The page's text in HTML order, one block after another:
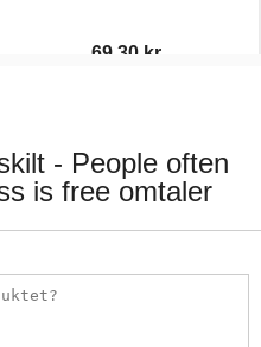
69,30 kr.
- People often
is free omtaler